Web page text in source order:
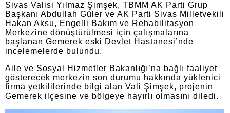
Sivas Valisi Yılmaz Şimşek, TBMM AK Parti Grup
Başkanı Abdullah Güler ve AK Parti Sivas Milletvekili
Hakan Aksu, Engelli Bakım ve Rehabilitasyon
Merkezine dönüştürülmesi için çalışmalarına
başlanan Gemerek eski Devlet Hastanesi’nde
incelemelerde bulundu.
Aile ve Sosyal Hizmetler Bakanlığı’na bağlı faaliyet
gösterecek merkezin son durumu hakkında yüklenici
firma yetkililerinde bilgi alan Vali Şimşek, projenin
Gemerek ilçesine ve bölgeye hayırlı olmasını diledi.